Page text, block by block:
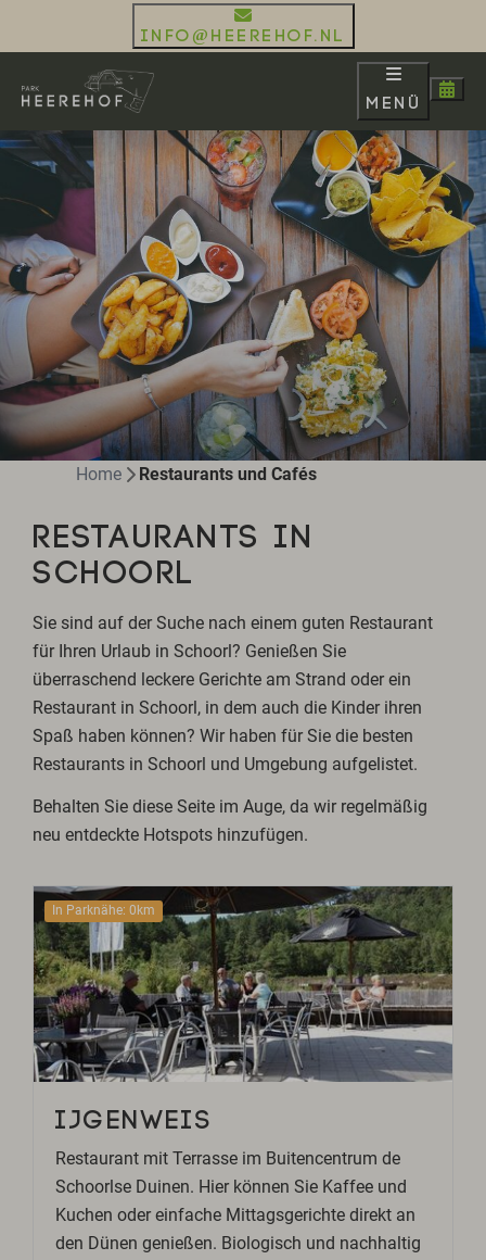
info@heerehof.nl
Menü
Home Restaurants und Cafés
RESTAURANTS IN
SCHOORL
Sie sind auf der Suche nach einem guten Restaurant
für Ihren Urlaub in Schoorl? Genießen Sie
überraschend leckere Gerichte am Strand oder ein
Restaurant in Schoorl, in dem auch die Kinder ihren
Spaß haben können? Wir haben für Sie die besten
Restaurants in Schoorl und Umgebung aufgelistet.
Behalten Sie diese Seite im Auge, da wir regelmäßig
neu entdeckte Hotspots hinzufügen.
In Parknähe: 0km
IJGENWEIS
Restaurant mit Terrasse im Buitencentrum de
Schoorlse Duinen. Hier können Sie Kaffee und
Kuchen oder einfache Mittagsgerichte direkt an
den Dünen genießen. Biologisch und nachhaltig